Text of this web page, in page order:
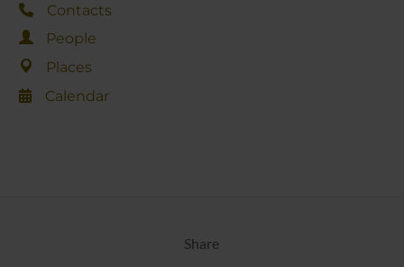
Contacts
People
Places
Calendar
Share